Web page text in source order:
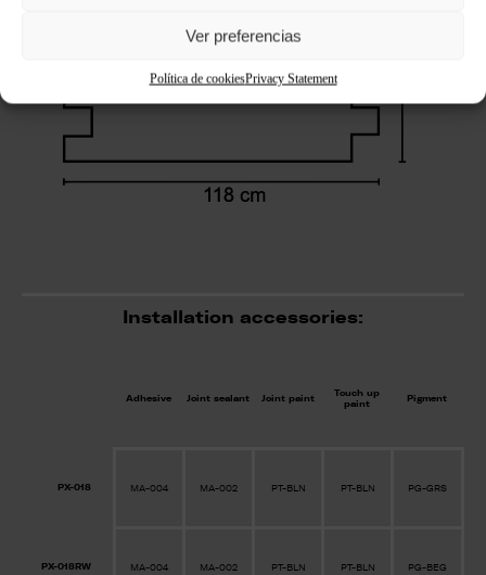
Ver preferencias
Política de cookiesPrivacy Statement
Installation accessories:
Adhesive Joint sealant Joint paint
Touch up
paint
Pigment
PX-018 MA-004 MA-002 PT-BLN PT-BLN PG-GRS
PX-018RW MA-004 MA-002 PT-BLN PT-BLN PG-BEG